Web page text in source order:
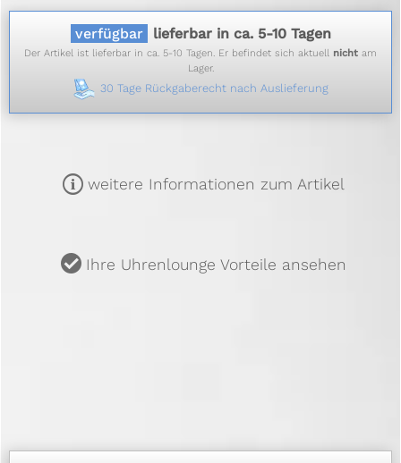
verfügbar lieferbar in ca. 5-10 Tagen
Der Artikel ist lieferbar in ca. 5-10 Tagen. Er befindet sich aktuell nicht am
Lager.
30 Tage Rückgaberecht nach Auslieferung
m weitere Informationen zum Artikel
u Ihre Uhrenlounge Vorteile ansehen